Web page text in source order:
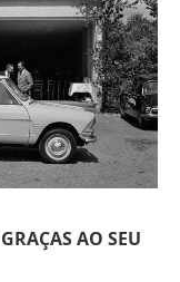
AO SEU